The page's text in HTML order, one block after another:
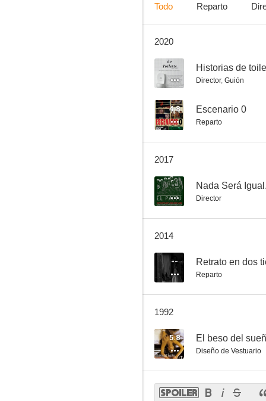
Todo Reparto
2020
-- Historias de
Director, Guión
4.8 Escenario 0
Reparto
2017
-- Nada Será
Director
2014
-- Retrato en dos
Reparto
1992
5.8 El beso del
Diseño de Vestuario